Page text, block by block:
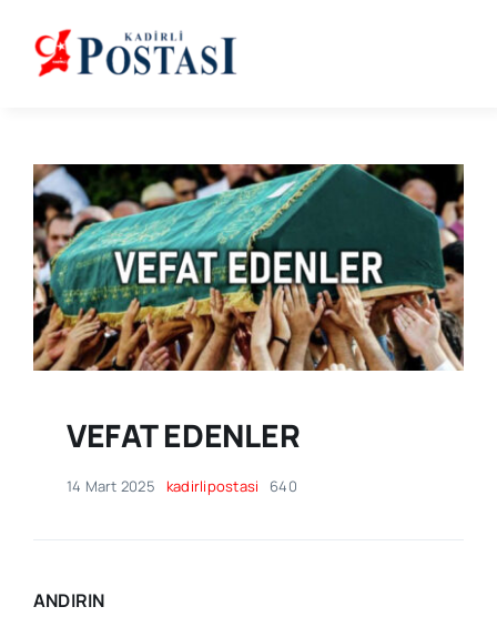
content
VEFAT EDENLER
14 Mart 2025 kadirlipostasi 640
ANDIRIN